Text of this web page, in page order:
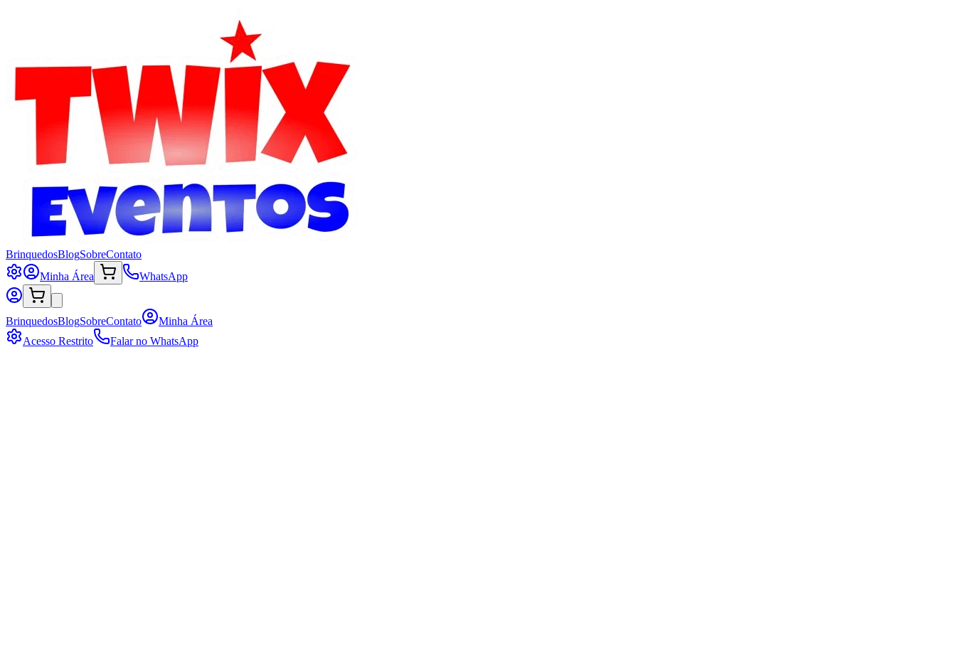
BrinquedosBlogSobreContato
Minha Área
WhatsApp
BrinquedosBlogSobreContato
Minha Área
Acesso Restrito
Falar no WhatsApp